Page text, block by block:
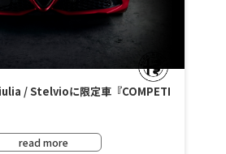
/ Stelvioに限定車『COMPETI
read more